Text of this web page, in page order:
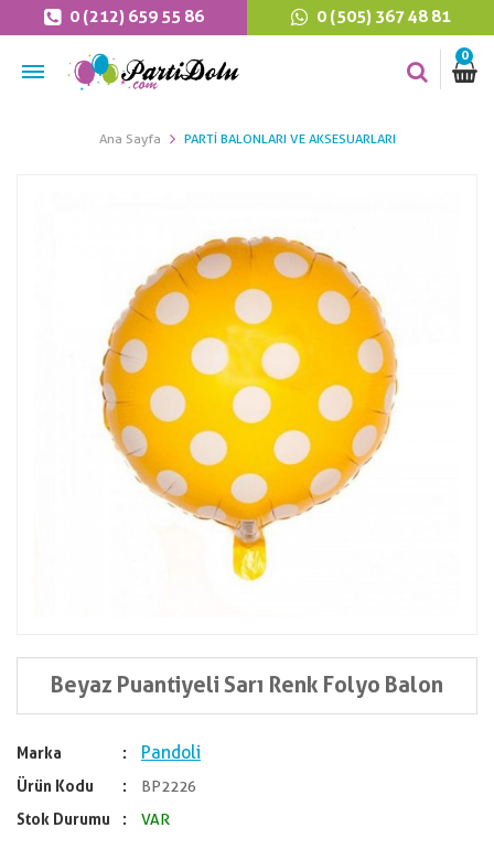
0 (212) 659 55 86 0 (505) 367 48 81
0
Ana Sayfa PARTI BALONLARI VE AKSESUARLARI
Beyaz Puantiyeli Sarı Renk Folyo Balon
Marka Pandoli
Ürün Kodu
BP2226
Stok Durumu
VAR